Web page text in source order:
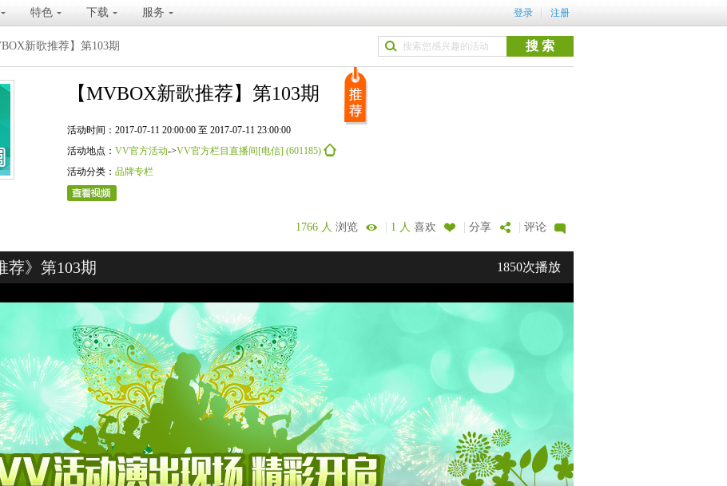
特色 下载 服务 登录 注册
新歌推荐】第103期
【MVBOX新歌推荐】第103期
活动时间：2017-07-11 20:00:00 至 2017-07-11 23:00:00
活动地点： VV官方活动->VV官方栏目直播间[电信] (601185)
活动分类： 品牌专栏
1766 人 浏览 | 1 人 喜欢 | 分享 | 评论
荐》第103期 1850次播放